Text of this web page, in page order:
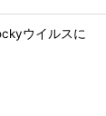
ウイルスに